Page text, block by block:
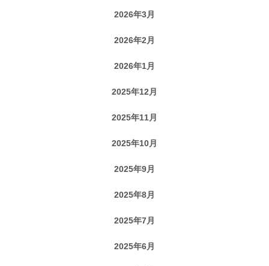
2026年3月
2026年2月
2026年1月
2025年12月
2025年11月
2025年10月
2025年9月
2025年8月
2025年7月
2025年6月